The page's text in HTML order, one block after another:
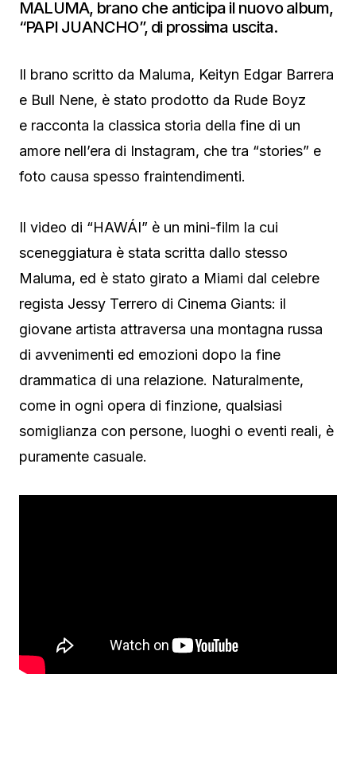
MALUMA, brano che anticipa il nuovo album,
“PAPI JUANCHO”, di prossima uscita.
Il brano scritto da Maluma, Keityn Edgar Barrera
e Bull Nene, è stato prodotto da Rude Boyz
e racconta la classica storia della fine di un
amore nell’era di Instagram, che tra “stories” e
foto causa spesso fraintendimenti.
Il video di “HAWÁI” è un mini-film la cui
sceneggiatura è stata scritta dallo stesso
Maluma, ed è stato girato a Miami dal celebre
regista Jessy Terrero di Cinema Giants: il
giovane artista attraversa una montagna russa
di avvenimenti ed emozioni dopo la fine
drammatica di una relazione. Naturalmente,
come in ogni opera di finzione, qualsiasi
somiglianza con persone, luoghi o eventi reali, è
puramente casuale.